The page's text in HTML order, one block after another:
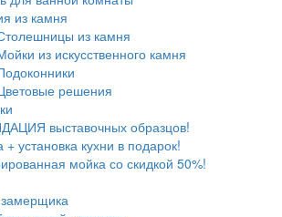
из камня
из камня
из искусственного камня
решения
выставочных образцов!
+ установка кухни в подарок!
мойка со скидкой 50%!